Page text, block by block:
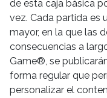
de esta caja básica
vez. Cada partida es
mayor, en la que las
consecuencias a
Game®, se
forma regular que
personalizar el